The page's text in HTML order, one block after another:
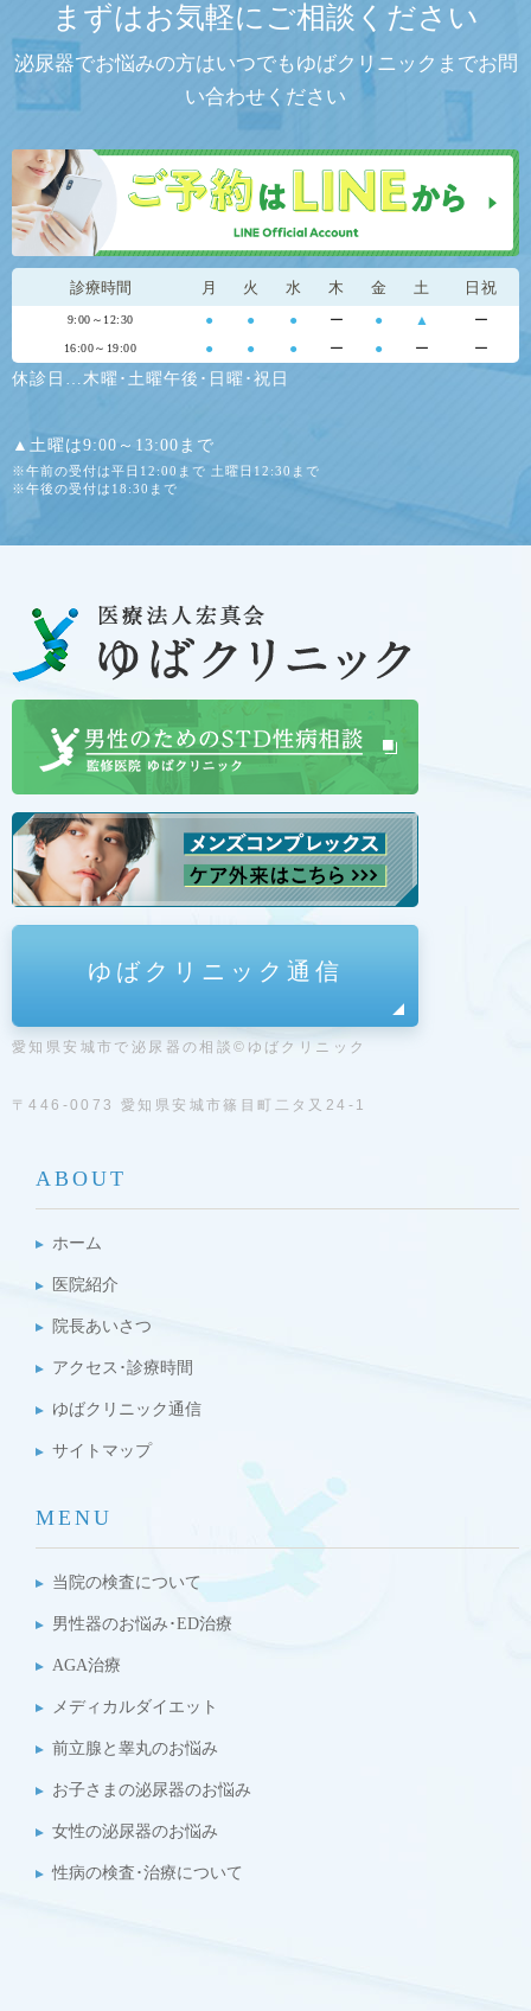
まずはお気軽にご相談ください
泌尿器でお悩みの方はいつでもゆばクリニックまでお問
い合わせください
診療時間 月 火 水 木 金 土 日祝
9:00～12:30 ● ● ● ー ● ▲ ー
16:00～19:00 ● ● ● ー ● ー ー
休診日…木曜･土曜午後･日曜･祝日
▲土曜は9:00～13:00まで
※午前の受付は平日12:00まで 土曜日12:30まで
※午後の受付は18:30まで
ゆばクリニック通信
愛知県安城市で泌尿器の相談©ゆばクリニック
〒446-0073 愛知県安城市篠目町二タ又24-1
ABOUT
ホーム
医院紹介
院長あいさつ
アクセス･診療時間
ゆばクリニック通信
サイトマップ
MENU
当院の検査について
男性器のお悩み･ED治療
AGA治療
メディカルダイエット
前立腺と睾丸のお悩み
お子さまの泌尿器のお悩み
女性の泌尿器のお悩み
性病の検査･治療について